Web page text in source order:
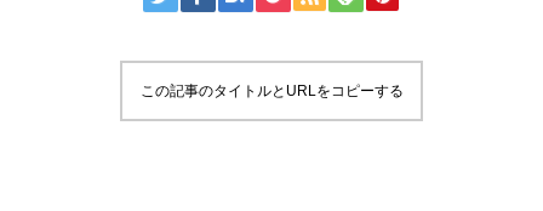
この記事のタイトルとURLをコピーする